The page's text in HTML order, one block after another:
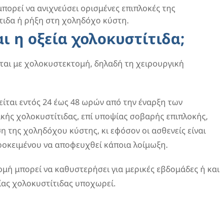
να ανιχνεύσει ορισμένες επιπλοκές της
ή ρήξη στη χοληδόχο κύστη.
η οξεία χολοκυστίτιδα;
με χολοκυστεκτομή, δηλαδή τη χειρουργική
εντός 24 έως 48 ωρών από την έναρξη των
χολοκυστίτιδας, επί υποψίας σοβαρής επιπλοκής,
χοληδόχου κύστης, κι εφόσον οι ασθενείς είναι
να αποφευχθεί κάποια λοίμωξη.
μπορεί να καθυστερήσει για μερικές εβδομάδες ή και
χολοκυστίτιδας υποχωρεί.